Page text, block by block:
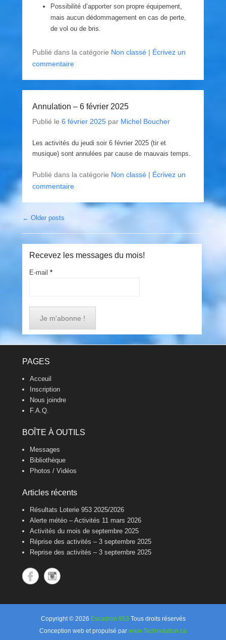
Possibilité d’apporter son propre équipement,
mais aucun dédommagement en cas de perte,
de vol ou de bris.
Publié dans la catégorie Non classé | Écrivez un
commentaire
Annulation – 6 février 2025
Publié le 6 février 2025 par Michel Boucher
Les activités du jeudi soir 6 février 2025 (tir et
musique) sont annulées par cause de mauvais temps.
Publié dans la catégorie Non classé | Écrivez un
commentaire
Post navigation
← Older posts
Recevez les messages du mois!
E-mail*
PAGES
Acceuil
Inscription
Nous joindre
F.A.Q.
BOÎTE À OUTILS
Messages
Bibliothèque
Photos / Vidéos
Articles récents
Résultats Loterie 953 2025/2026
Alerte météo – Activités 11 mars 2026
Activités du mois de septembre 2025
Réprise des activités – 3 septembre 2025
Reprise des activités – 3 septembre 2025
Copyright © 2026 Escadron 953 Tous droits réservés
Conception web et propulsé par www.Technolution.ca